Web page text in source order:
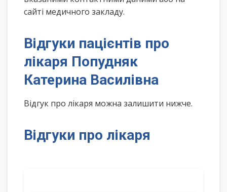
сайті медичного закладу.
Відгуки пацієнтів про
лікаря Попудняк
Катерина Василівна
Відгук про лікаря можна залишити нижче.
Відгуки про лікаря